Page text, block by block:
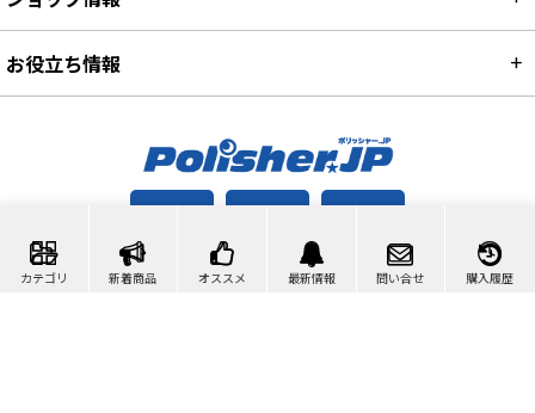
カテゴリ 新着商品 オススメ 最新情報 問い合せ 購入履歴
問い合わせ
お役立ち情報